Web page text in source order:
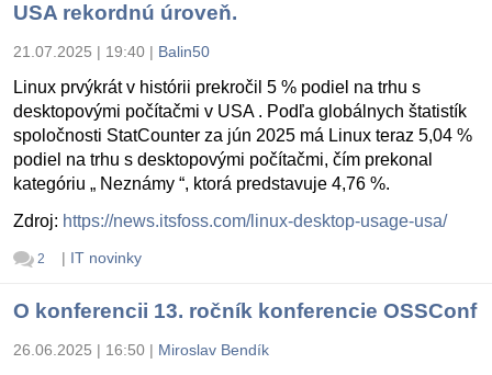
USA rekordnú úroveň.
21.07.2025 | 19:40 | Balin50
Linux prvýkrát v histórii prekročil 5 % podiel na trhu s
desktopovými počítačmi v USA . Podľa globálnych štatistík
spoločnosti StatCounter za jún 2025 má Linux teraz 5,04 %
podiel na trhu s desktopovými počítačmi, čím prekonal
kategóriu „ Neznámy “, ktorá predstavuje 4,76 %.
Zdroj: https://news.itsfoss.com/linux-desktop-usage-usa/
2 | IT novinky
O konferencii 13. ročník konferencie OSSConf
26.06.2025 | 16:50 | Miroslav Bendík